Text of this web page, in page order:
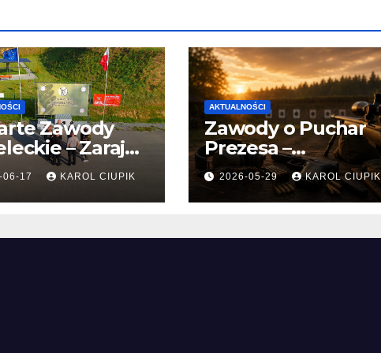
Zawody
– Zarajec
2026
06-17 KAROL CIUPIK
AKTUALNOŚCI
Zawody o Puchar
Prezesa –
podsumowanie
2026-05-29 KAROL CIUPIK